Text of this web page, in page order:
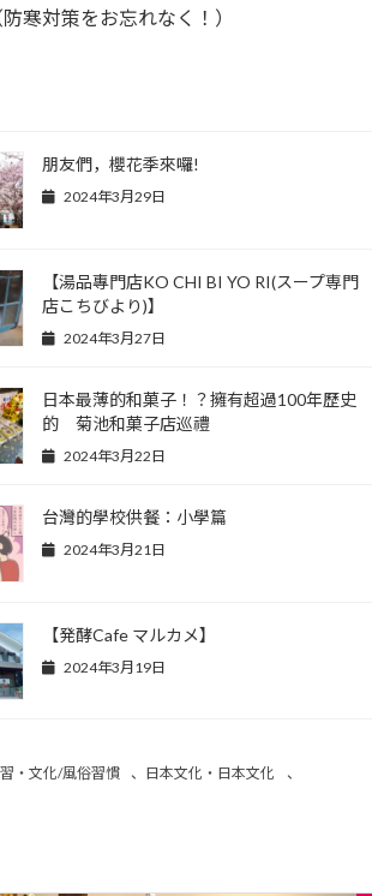
寒対策をお忘れなく！）
朋友們，櫻花季來囉!
2024年3月29日
【湯品專門店KO CHI BI YO RI(スープ専門
店こちびより)】
2024年3月27日
日本最薄的和菓子！？擁有超過100年歷史
的 菊池和菓子店巡禮
2024年3月22日
台灣的學校供餐：小學篇
2024年3月21日
【発酵Cafe マルカメ】
2024年3月19日
・文化/風俗習慣 、 日本文化・日本文化
、